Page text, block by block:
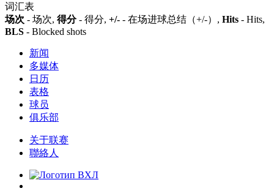
词汇表
场次 - 场次, 得分- 得分, +/- - 在场进球总结（+/-）, Hits - Hits,
BLS - Blocked shots
新闻
多媒体
日历
表格
球员
俱乐部
关于联赛
聯絡人